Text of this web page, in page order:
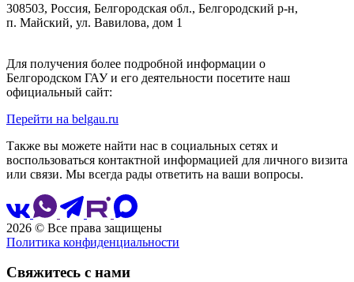
308503, Россия, Белгородская обл., Белгородский р‑н,
п. Майский, ул. Вавилова, дом 1
Для получения более подробной информации о
Белгородском ГАУ и его деятельности посетите наш
официальный сайт:
Перейти на belgau.ru
Также вы можете найти нас в социальных сетях и
воспользоваться контактной информацией для личного визита
или связи. Мы всегда рады ответить на ваши вопросы.
2026 © Все права защищены
Политика конфиденциальности
Свяжитесь с нами